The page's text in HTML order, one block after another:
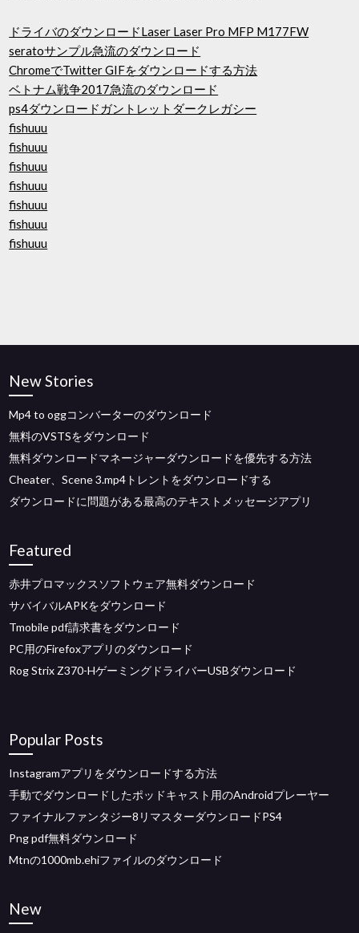
ドライバのダウンロードLaser Laser Pro MFP M177FW
seratoサンプル急流のダウンロード
ChromeでTwitter GIFをダウンロードする方法
ベトナム戦争2017急流のダウンロード
ps4ダウンロードガントレットダークレガシー
fishuuu
fishuuu
fishuuu
fishuuu
fishuuu
fishuuu
fishuuu
New Stories
Mp4 to oggコンバーターのダウンロード
無料のVSTSをダウンロード
無料ダウンロードマネージャーダウンロードを優先する方法
Cheater、Scene 3.mp4トレントをダウンロードする
ダウンロードに問題がある最高のテキストメッセージアプリ
Featured
赤井プロマックスソフトウェア無料ダウンロード
サバイバルAPKをダウンロード
Tmobile pdf請求書をダウンロード
PC用のFirefoxアプリのダウンロード
Rog Strix Z370-HゲーミングドライバーUSBダウンロード
Popular Posts
Instagramアプリをダウンロードする方法
手動でダウンロードしたポッドキャスト用のAndroidプレーヤー
ファイナルファンタジー8リマスターダウンロードPS4
Png pdf無料ダウンロード
Mtnの1000mb.ehiファイルのダウンロード
New